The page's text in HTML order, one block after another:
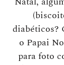
diabéticos?
o Papai
para foto